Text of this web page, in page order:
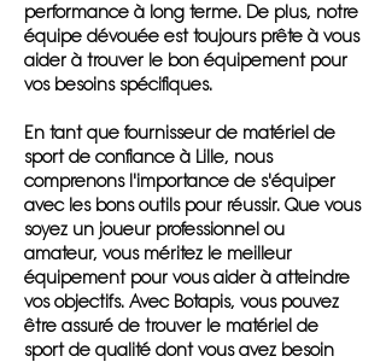
performance à long terme. De plus, notre
équipe dévouée est toujours prête à vous
aider à trouver le bon équipement pour
vos besoins spécifiques.
En tant que fournisseur de matériel de
sport de confiance à Lille, nous
comprenons l'importance de s'équiper
avec les bons outils pour réussir. Que vous
soyez un joueur professionnel ou
amateur, vous méritez le meilleur
équipement pour vous aider à atteindre
vos objectifs. Avec Botapis, vous pouvez
être assuré de trouver le matériel de
sport de qualité dont vous avez besoin